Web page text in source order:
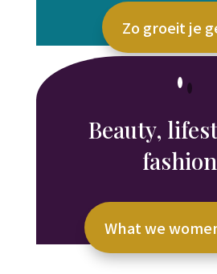
Zo groeit je
Beauty,
fashion
What we